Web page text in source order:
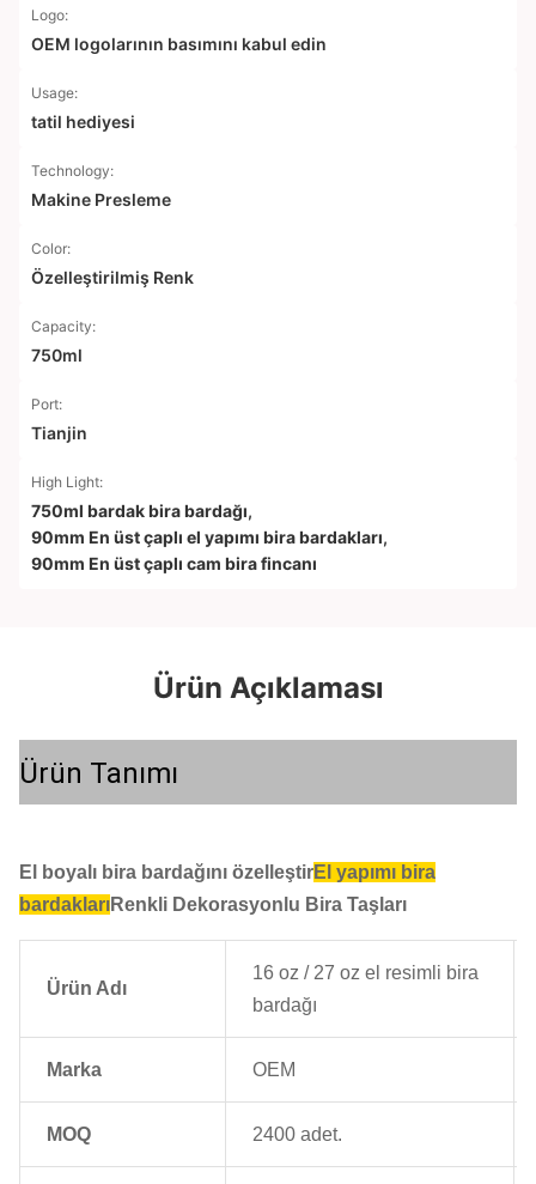
Logo:
OEM logolarının basımını kabul edin
Usage:
tatil hediyesi
Technology:
Makine Presleme
Color:
Özelleştirilmiş Renk
Capacity:
750ml
Port:
Tianjin
High Light:
750ml bardak bira bardağı,
90mm En üst çaplı el yapımı bira bardakları,
90mm En üst çaplı cam bira fincanı
Ürün Açıklaması
Ürün Tanımı
El boyalı bira bardağını özelleştirEl yapımı bira
bardaklarıRenkli Dekorasyonlu Bira Taşları
Ürün Adı
16 oz / 27 oz el resimli bira
bardağı
Marka OEM
MOQ 2400 adet.